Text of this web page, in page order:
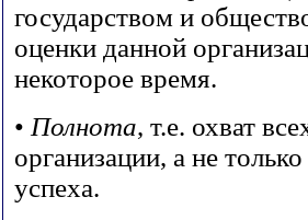
государством и
оценки данной
некоторое время.
• Полнота, т.е. охват
организации, а не
успеха.